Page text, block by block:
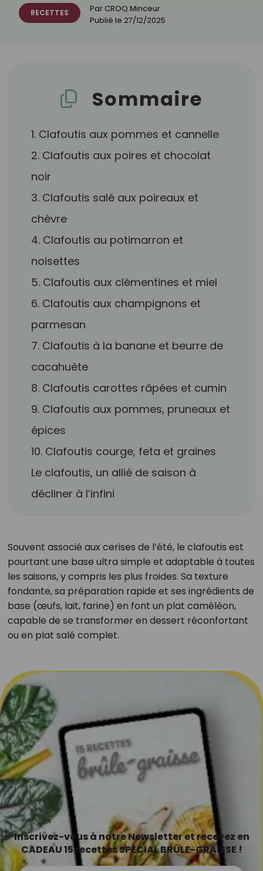
RECETTES Par CROQ Minceur
Publié le 27/12/2025
Sommaire
1. Clafoutis aux pommes et cannelle
2. Clafoutis aux poires et chocolat
noir
3. Clafoutis salé aux poireaux et
chèvre
4. Clafoutis au potimarron et
noisettes
5. Clafoutis aux clémentines et miel
6. Clafoutis aux champignons et
parmesan
7. Clafoutis à la banane et beurre de
cacahuète
8. Clafoutis carottes râpées et cumin
9. Clafoutis aux pommes, pruneaux et
épices
10. Clafoutis courge, feta et graines
Le clafoutis, un allié de saison à
décliner à l’infini
Souvent associé aux cerises de l’été, le clafoutis est
pourtant une base ultra simple et adaptable à toutes
les saisons, y compris les plus froides. Sa texture
fondante, sa préparation rapide et ses ingrédients de
base (œufs, lait, farine) en font un plat caméléon,
capable de se transformer en dessert réconfortant
ou en plat salé complet.
Inscrivez-vous à notre Newsletter et recevez en
CADEAU 15 recettes SPÉCIAL BRÛLE-GRAISSE !